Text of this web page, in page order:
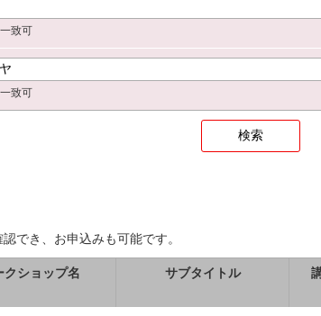
致可
致可
でき、お申込みも可能です。
クショップ名 サブタイトル